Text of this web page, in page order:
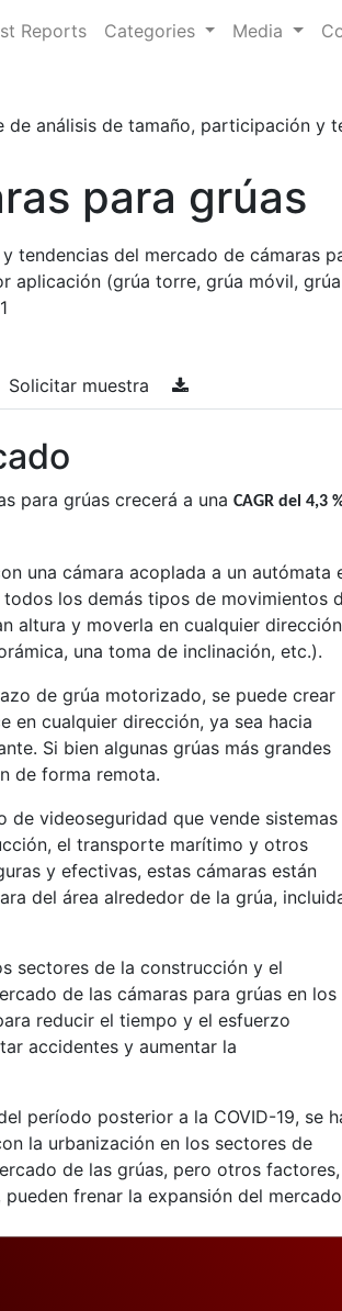
Reports Categories Media
de análisis de tamaño, participación y
para grúas
tendencias del mercado de cámaras
aplicación (grúa torre, grúa móvil, grúa
Solicitar muestra
para grúas crecerá a una CAGR del 4,3
una cámara acoplada a un autómata
los demás tipos de movimientos
altura y moverla en cualquier dirección
una toma de inclinación, etc.).
de grúa motorizado, se puede crear
en cualquier dirección, ya sea hacia
Si bien algunas grúas más grandes
de forma remota.
de videoseguridad que vende sistemas
el transporte marítimo y otros
y efectivas, estas cámaras están
del área alrededor de la grúa,
sectores de la construcción y el
de las cámaras para grúas en los
reducir el tiempo y el esfuerzo
accidentes y aumentar la
período posterior a la COVID-19, se
la urbanización en los sectores de
de las grúas, pero otros factores,
frenar la expansión del